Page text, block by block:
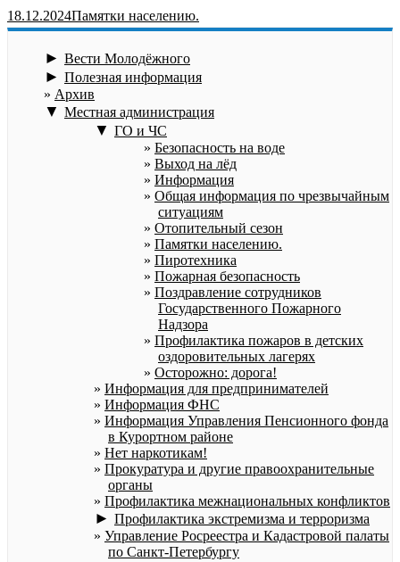
18.12.2024Памятки населению.
► Вести Молодёжного
► Полезная информация
Архив
▼ Местная администрация
▼ ГО и ЧС
Безопасность на воде
Выход на лёд
Информация
Общая информация по чрезвычайным
ситуациям
Отопительный сезон
Памятки населению.
Пиротехника
Пожарная безопасность
Поздравление сотрудников
Государственного Пожарного
Надзора
Профилактика пожаров в детских
оздоровительных лагерях
Осторожно: дорога!
Информация для предпринимателей
Информация ФНС
Информация Управления Пенсионного фонда
в Курортном районе
Нет наркотикам!
Прокуратура и другие правоохранительные
органы
Профилактика межнациональных конфликтов
► Профилактика экстремизма и терроризма
Управление Росреестра и Кадастровой палаты
по Санкт-Петербургу